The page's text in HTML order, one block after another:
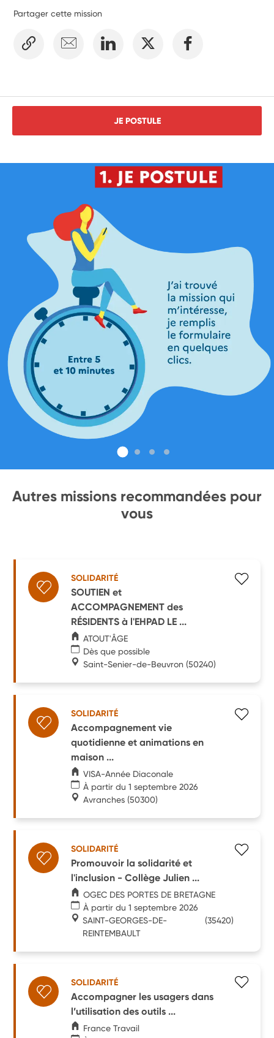
Partager cette mission
JE POSTULE
Autres missions recommandées pour
vous
SOLIDARITÉ
SOUTIEN et
ACCOMPAGNEMENT des
RÉSIDENTS à l'EHPAD LE ...
ATOUT'ÂGE
Dès que possible
Saint-Senier-de-Beuvron (50240)
SOLIDARITÉ
Accompagnement vie
quotidienne et animations en
maison ...
VISA-Année Diaconale
À partir du 1 septembre 2026
Avranches (50300)
SOLIDARITÉ
Promouvoir la solidarité et
l'inclusion - Collège Julien ...
OGEC DES PORTES DE BRETAGNE
À partir du 1 septembre 2026
SAINT-GEORGES-DE-
REINTEMBAULT
(35420)
SOLIDARITÉ
Accompagner les usagers dans
l’utilisation des outils ...
France Travail